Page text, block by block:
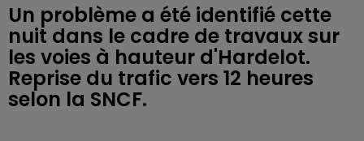
Un problème a été identifié cette
nuit dans le cadre de travaux sur
les voies à hauteur d'Hardelot.
Reprise du trafic vers 12 heures
selon la SNCF.